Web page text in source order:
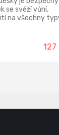
se svěží vůní,
na všechny
jsou
vodního
silným
127